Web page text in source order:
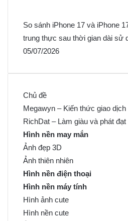
So sánh iPhone 17 và iPhone
trung thực sau thời gian dài sử
05/07/2026
Chủ đề
Megawyn – Kiến thức giao dịch
RichDat – Làm giàu và phát đạt
Hình nền may mắn
Ảnh đẹp 3D
Ảnh thiên nhiên
Hình nền điện thoại
Hình nền máy tính
Hình ảnh cute
Hình nền cute